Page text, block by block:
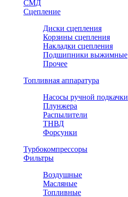
СМД
Сцепление
Диски сцепления
Корзины сцепления
Накладки сцепления
Подшипники выжимные
Прочее
Топливная аппаратура
Насосы ручной подкачки
Плунжера
Распылители
ТНВД
Форсунки
Турбокомпрессоры
Фильтры
Воздушные
Масляные
Топливные